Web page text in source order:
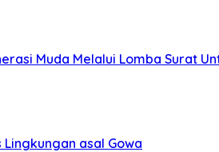
Muda Melalui Lomba Surat
asal Gowa